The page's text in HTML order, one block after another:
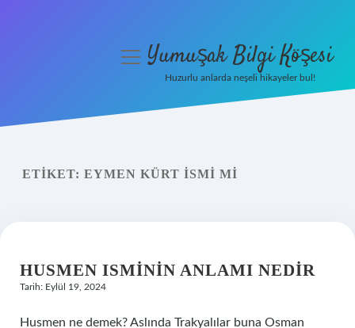
Yasal Uyarı
menüyüYumuşak Bilgi Köşesi
Huzurlu anlarda neşeli hikayeler bul!
ETIKET: EYMEN KÜRT ISMI MI
HUSMEN ISMININ ANLAMI NEDIR
Tarih: Eylül 19, 2024
Husmen ne demek? Aslında Trakyalılar buna Osman